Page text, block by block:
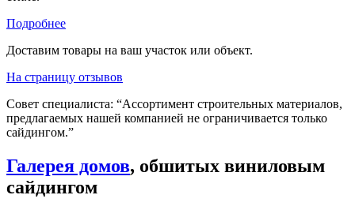
Подробнее
Доставим товары на ваш участок или объект.
На страницу отзывов
Совет специалиста: “Ассортимент строительных материалов,
предлагаемых нашей компанией не ограничивается только
сайдингом.”
Галерея домов, обшитых виниловым
сайдингом